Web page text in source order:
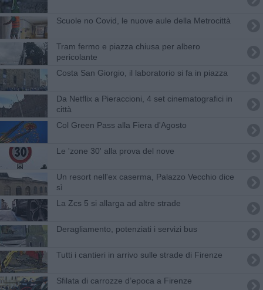
Scuole no Covid, le nuove aule della Metrocittà
Tram fermo e piazza chiusa per albero
pericolante
Costa San Giorgio, il laboratorio si fa in piazza
Da Netflix a Pieraccioni, 4 set cinematografici in
città
Col Green Pass alla Fiera d'Agosto
Le 'zone 30' alla prova del nove
Un resort nell'ex caserma, Palazzo Vecchio dice
sì
La Zcs 5 si allarga ad altre strade
Deragliamento, potenziati i servizi bus
Tutti i cantieri in arrivo sulle strade di Firenze
Sfilata di carrozze d’epoca a Firenze